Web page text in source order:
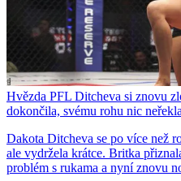
Hvězda PFL Ditcheva si znovu
dokončila, svému rohu nic neřekla
Dakota Ditcheva se po více než
ale vydržela krátce. Britka
problém s rukama a nyní znovu